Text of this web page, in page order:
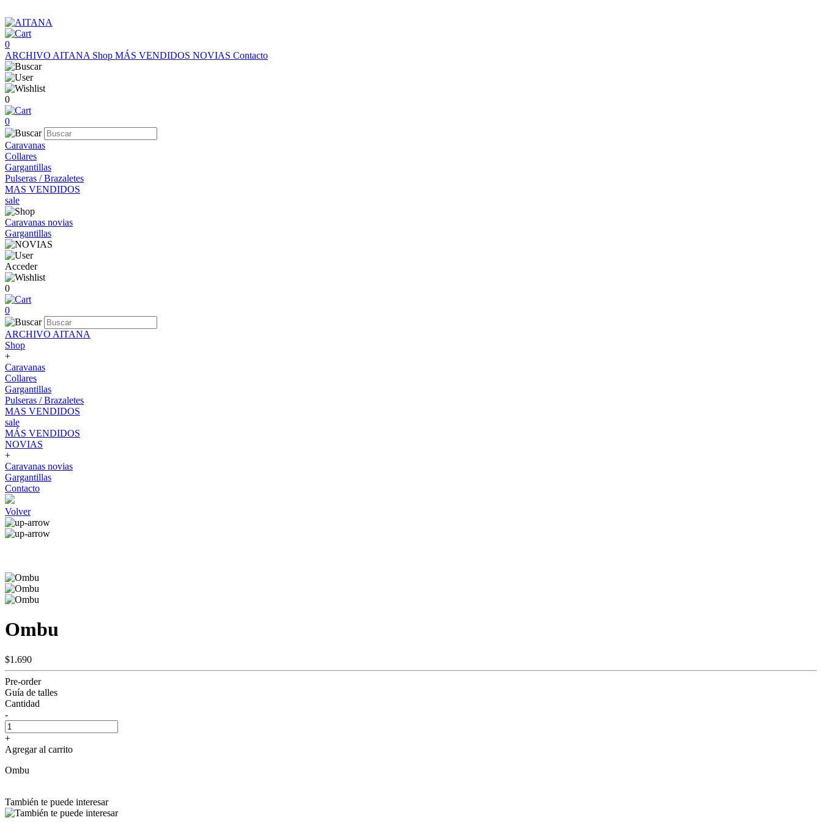
0
ARCHIVO AITANA Shop MÁS VENDIDOS NOVIAS Contacto
0
0
Caravanas
Collares
Gargantillas
Pulseras / Brazaletes
MAS VENDIDOS
sale
Caravanas novias
Gargantillas
Acceder
0
0
ARCHIVO AITANA
Shop
+
Caravanas
Collares
Gargantillas
Pulseras / Brazaletes
MAS VENDIDOS
sale
MÁS VENDIDOS
NOVIAS
+
Caravanas novias
Gargantillas
Contacto
Volver
Ombu
$1.690
Pre-order
Guía de talles
Cantidad
-
+
Agregar al carrito
Ombu
También te puede interesar